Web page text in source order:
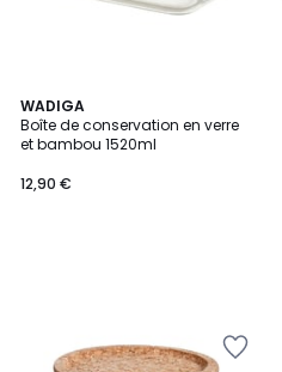
WADIGA
Boîte de conservation en verre
et bambou 1520ml
12,90 €